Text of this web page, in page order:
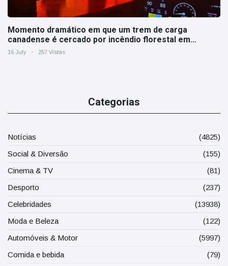
Momento dramático em que um trem de carga
canadense é cercado por incêndio florestal em
Ontário
16 July 257 Vistas
Categorias
Notícias
(4825)
Social & Diversão
(155)
Cinema & TV
(81)
Desporto
(237)
Celebridades
(13938)
Moda e Beleza
(122)
Automóveis & Motor
(5997)
Comida e bebida
(79)